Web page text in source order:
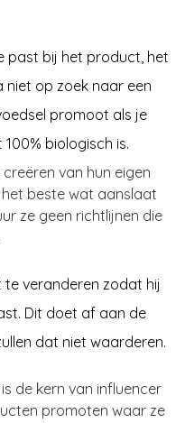
past bij het product, het
niet op zoek naar een
promoot als je
biologisch is.
van hun eigen
het beste wat aanslaat
ze geen richtlijnen die
te veranderen zodat hij
Dit doet af aan de
dat niet waarderen.
de kern van influencer
promoten waar ze